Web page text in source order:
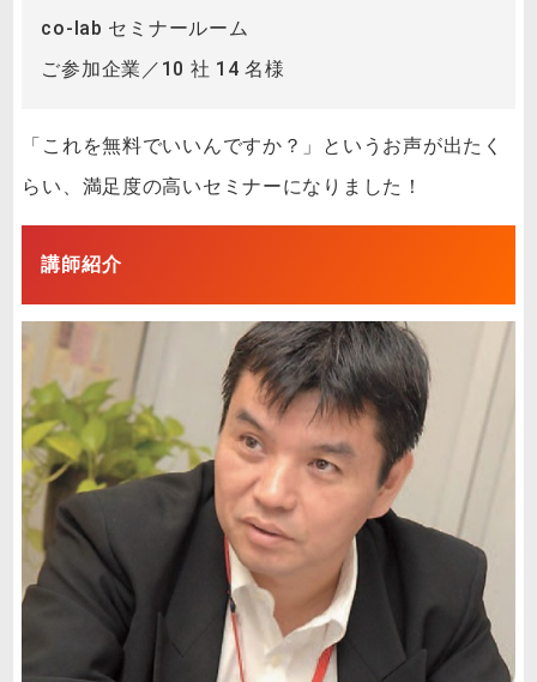
co-lab セミナールーム
ご参加企業／10 社 14 名様
「これを無料でいいんですか？」というお声が出たく
らい、満足度の高いセミナーになりました！
講師紹介